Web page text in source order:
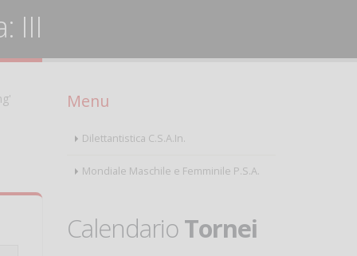
III
Menu
Dilettantistica C.S.A.In.
Mondiale Maschile e Femminile P.S.A.
CalendarioTornei